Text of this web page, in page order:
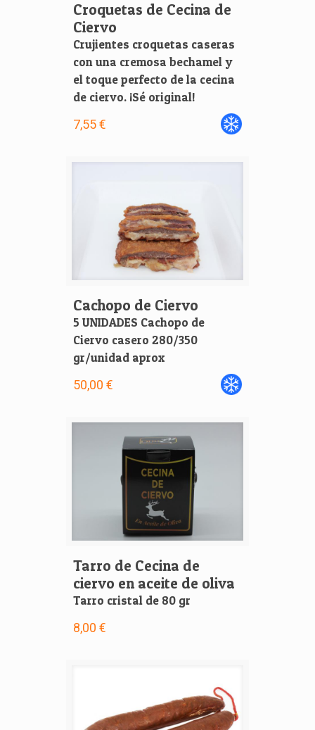
Croquetas de Cecina de
Ciervo
Crujientes croquetas caseras
con una cremosa bechamel y
el toque perfecto de la cecina
de ciervo. ¡Sé original!
7,55 €
Cachopo de Ciervo
5 UNIDADES Cachopo de
Ciervo casero 280/350
gr/unidad aprox
50,00 €
Tarro de Cecina de
ciervo en aceite de oliva
Tarro cristal de 80 gr
8,00 €